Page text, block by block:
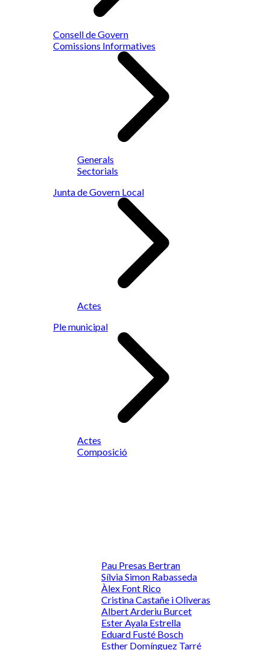
Consell de Govern
Comissions Informatives
Generals
Sectorials
Junta de Govern Local
Actes
Ple municipal
Actes
Composició
Pau Presas Bertran
Sílvia Simon Rabasseda
Àlex Font Rico
Cristina Castañe i Oliveras
Albert Arderiu Burcet
Ester Ayala Estrella
Eduard Fusté Bosch
Esther Domínguez Tarré